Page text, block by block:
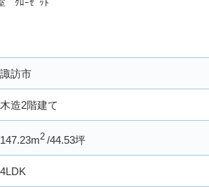
諏訪市
木造2階建て
147.23m2 44.53坪
4LDK